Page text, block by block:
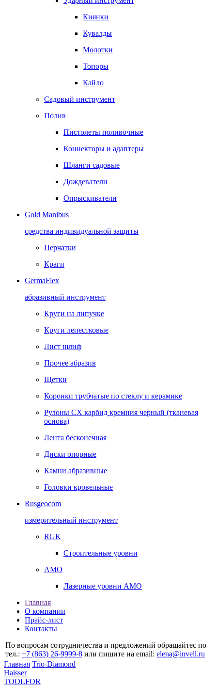
Киянки
Кувалды
Молотки
Топоры
Кайло
Садовый инструмент
Полив
Пистолеты поливочные
Коннекторы и адаптеры
Шланги садовые
Дождеватели
Опрыскиватели
Gold Manibus
средства индивидуальной защиты
Перчатки
Краги
GermaFlex
абразивный инструмент
Круги на липучке
Круги лепестковые
Лист шлиф
Прочее абразив
Щетки
Коронки трубчатые по стеклу и керамике
Рулоны CX карбид кремния черный (тканевая
основа)
Лента бесконечная
Диски опорные
Камни абразивные
Головки кровельные
Rusgeocom
измерительный инструмент
RGK
Строительные уровни
AMO
Лазерные уровни AMO
Главная
О компании
Прайс-лист
Контакты
По вопросам сотрудничества и предложений обращайтес по
тел.: +7 (863) 26‐9999‐8 или пишите на email: elena@invell.ru
Главная Trio-Diamond
Haisser
TOOLFOR